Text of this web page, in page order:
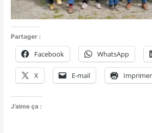
Partager :
Facebook WhatsApp
X E-mail Imprimer
J’aime ça :